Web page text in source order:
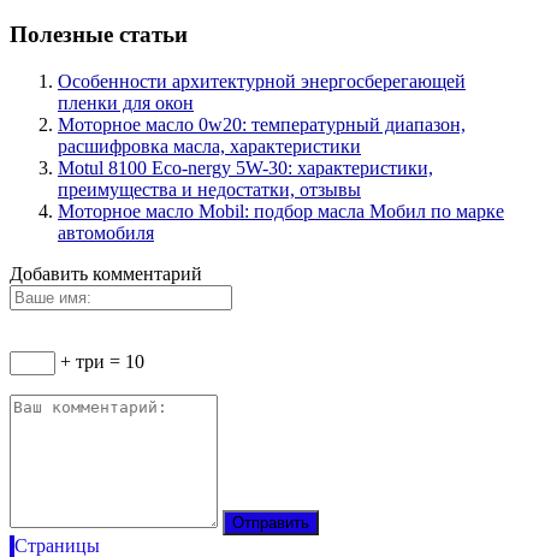
Полезные статьи
Особенности архитектурной энергосберегающей
пленки для окон
Моторное масло 0w20: температурный диапазон,
расшифровка масла, характеристики
Motul 8100 Eco-nergy 5W-30: характеристики,
преимущества и недостатки, отзывы
Моторное масло Mobil: подбор масла Мобил по марке
автомобиля
Добавить комментарий
+ три = 10
Страницы